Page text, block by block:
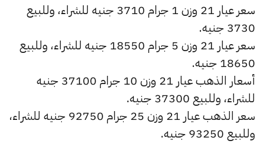
سعر عيار 21 وزن 1 جرام 3710 جنيه للشراء، وللبيع
3730 جنيه.
سعر عيار 21 وزن 5 جرام 18550 جنيه للشراء، وللبيع
18650 جنيه.
أسعار الذهب عيار 21 وزن 10 جرام 37100 جنيه
للشراء، وللبيع 37300 جنيه.
سعر الذهب عيار 21 وزن 25 جرام 92750 جنيه للشراء،
وللبيع 93250 جنيه.